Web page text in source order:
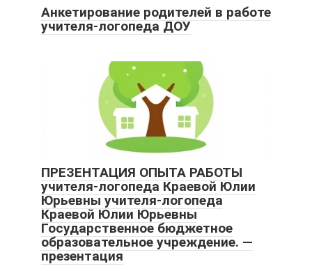
Анкетирование родителей в работе
учителя-логопеда ДОУ
ПРЕЗЕНТАЦИЯ ОПЫТА РАБОТЫ
учителя-логопеда Краевой Юлии
Юрьевны учителя-логопеда
Краевой Юлии Юрьевны
Государственное бюджетное
образовательное учреждение. —
презентация